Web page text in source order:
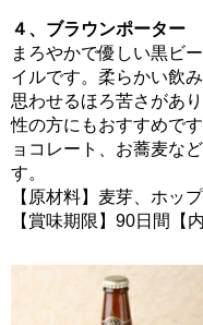
４、ブラウンポーター
まろやかで優しい黒ビ
イルです。柔らかい飲
思わせるほろ苦さがあ
性の方にもおすすめで
ョコレート、お蕎麦な
す。
【原材料】麦芽、ホッ
【賞味期限】90日間【